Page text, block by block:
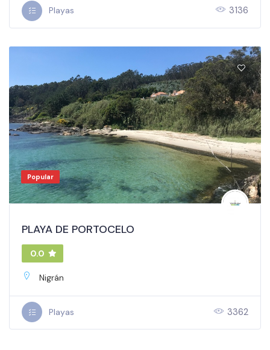
Playas 3136
Popular
PLAYA DE PORTOCELO
0.0
Nigrán
Playas 3362